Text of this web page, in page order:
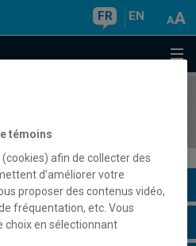
FR EN
témoins
afin de collecter des
d’améliorer votre
proposer des contenus vidéo,
fréquentation, etc. Vous
choix en sélectionnant